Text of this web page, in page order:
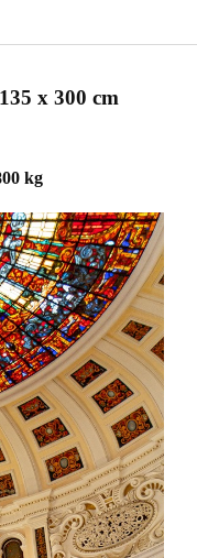
135 x 300 cm
kg